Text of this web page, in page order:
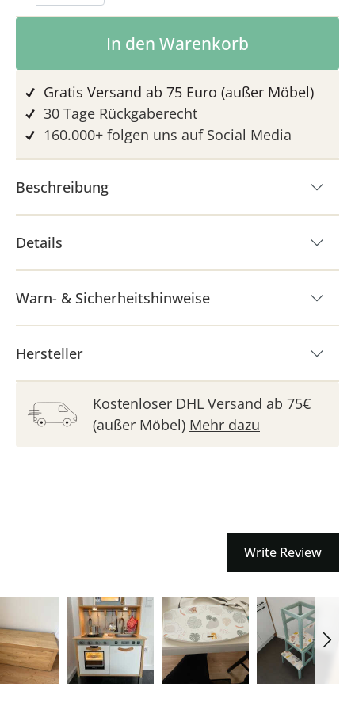
Produkt Anzahl: Gib den
In den Warenkorb
Gratis Versand ab 75 Euro (außer Möbel)
30 Tage Rückgaberecht
160.000+ folgen uns auf Social Media
Beschreibung
Details
Warn- & Sicherheitshinweise
Hersteller
Kostenloser DHL Versand ab 75€
(außer Möbel) Mehr dazu
Write Review